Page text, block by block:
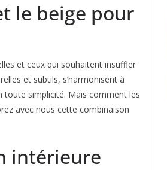
le beige pour
et ceux qui souhaitent insuffler
et subtils, s’harmonisent à
toute simplicité. Mais comment les
avec nous cette combinaison
intérieure